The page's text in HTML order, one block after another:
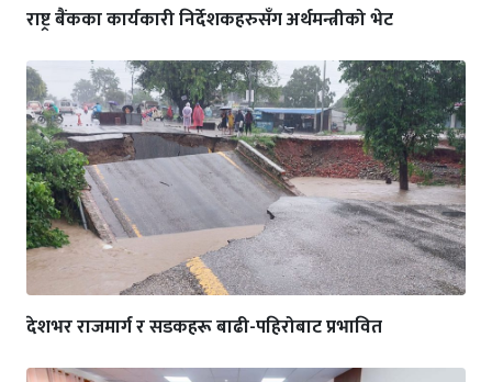
राष्ट्र बैंकका कार्यकारी निर्देशकहरुसँग अर्थमन्त्रीको भेट
देशभर राजमार्ग र सडकहरू बाढी-पहिरोबाट प्रभावित